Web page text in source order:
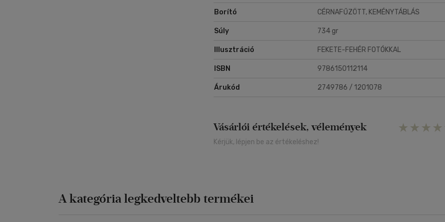
Borító CÉRNAFŰZÖTT, KEMÉNYTÁBLÁS
Súly 734 gr
Illusztráció FEKETE-FEHÉR FOTÓKKAL
ISBN 9786150112114
Árukód 2749786 / 1201078
Vásárlói értékelések, vélemények
Kérjük, lépjen be az értékeléshez!
A kategória legkedveltebb termékei